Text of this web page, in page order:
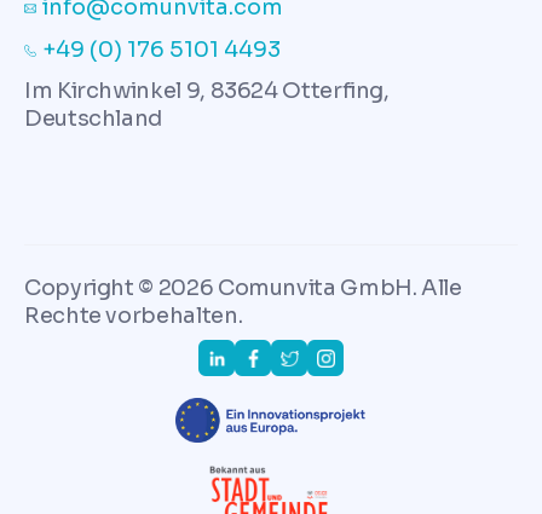
info@comunvita.com
+49 (0) 176 5101 4493
Im Kirchwinkel 9, 83624 Otterfing,
Deutschland
Copyright © 2026 Comunvita GmbH. Alle
Rechte vorbehalten.